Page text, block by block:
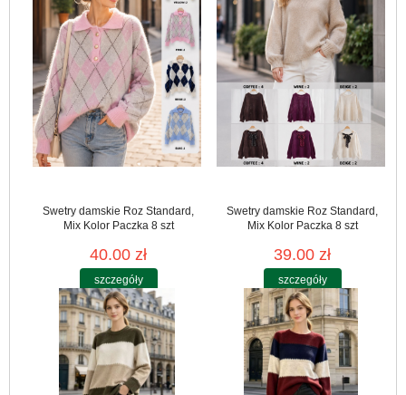
Swetry damskie Roz Standard,
Mix Kolor Paczka 8 szt
40.00 zł
szczegóły
Swetry damskie Roz Standard,
Mix Kolor Paczka 8 szt
39.00 zł
szczegóły